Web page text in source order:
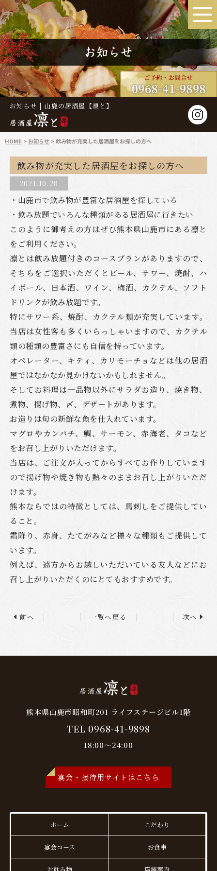
お知らせ | 山鹿の居酒屋【凛と】
HOME お知らせ 飲み物が充実した居酒屋をお探しの方へ
飲み物が充実した居酒屋をお探しの方へ
2021.10.20
・山鹿市で飲み物が豊富な居酒屋を探している
・飲み放題でいろんな種類がある居酒屋に行きたい
このように御考えの方はぜひ熊本県山鹿市にある凛と
をご利用ください。
凛とは飲み放題付きのコースプランがありますので、
そちらをご選択いただくとビール、サワー、焼酎、ハ
イボール、日本酒、ワイン、梅酒、カクテル、ソフト
ドリンクが飲み放題です。
特にサワー系、焼酎、カクテル類が充実しています。
当店は女性客も多くいらっしゃいますので、カクテル
類の種類の豊富さにも自信を持っています。
オペレーター、キティ、カリモーチョなどは他の居酒
屋ではなかなか見かけないかもしれません。
そしてお料理は一品物以外にサラダお造り、焼き物、
煮物、揚げ物、〆、デザートがあります。
お造りは旬の新鮮な魚を仕入れています。
マグロやカンパチ、鯛、サーモン、赤海老、タコなど
をお召し上がりいただけます。
当店は、ご注文が入ってからすべてお作りしています
ので揚げ物や焼き物も熱々のままお召し上がりいただ
けます。
熊本ならではの特徴としては、馬刺しをご提供してい
ること。
霜降り、赤身、たてがみなど様々な種類もご提供して
います。
例えば、遠方からお越しいただいている友人などにお
召し上がりいただくのにとてもおすすめです。
前へ 一覧へ戻る 次へ
熊本県山鹿市昭和町201 ライフステージビル1階
TEL 0968-41-9898
18:00～24:00
宴会・接待用サイトはこちら
ホーム こだわり
宴会コース お食事